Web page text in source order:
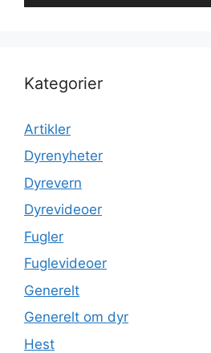
Kategorier
Artikler
Dyrenyheter
Dyrevern
Dyrevideoer
Fugler
Fuglevideoer
Generelt
Generelt om dyr
Hest